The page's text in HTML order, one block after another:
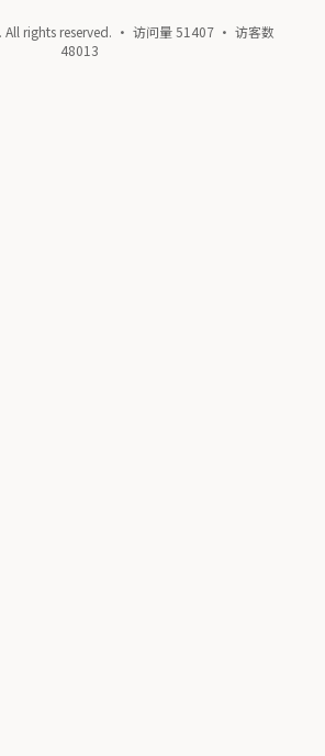
rights reserved. · 访问量51407 · 访客数
48013